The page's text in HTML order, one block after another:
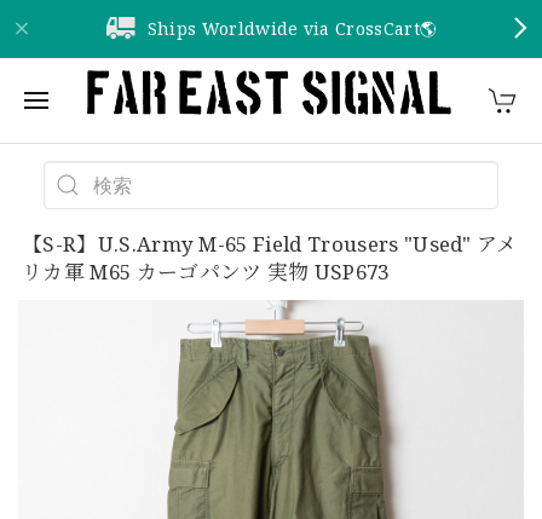
Ships Worldwide via CrossCart🌎️
【S-R】U.S.Army M-65 Field Trousers "Used" アメ
リカ軍 M65 カーゴパンツ 実物 USP673